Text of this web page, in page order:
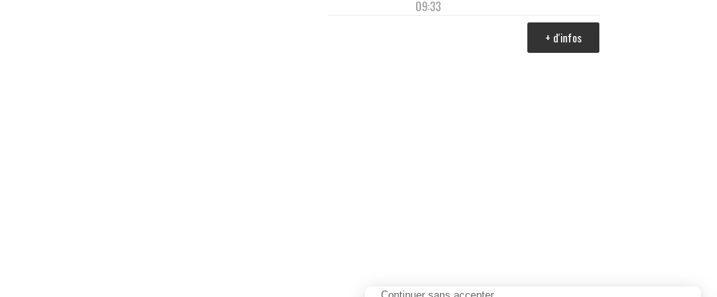
09:33
+ d'infos